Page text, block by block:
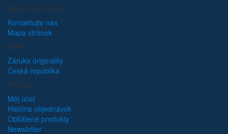
Zákaznícky servis
Kontaktujte nás
Mapa stránok
Extra
Záruka originality
Česká republika
Môj účet
Môj účet
História objednávok
Obľúbené produkty
Newsletter